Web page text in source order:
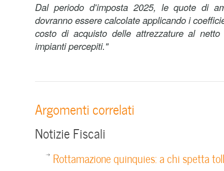
Dal periodo d'imposta 2025, le quote di
dovranno essere calcolate applicando i
costo di acquisto delle attrezzature al
impianti percepiti."
Argomenti correlati
Notizie Fiscali
Rottamazione quinquies: a chi spetta